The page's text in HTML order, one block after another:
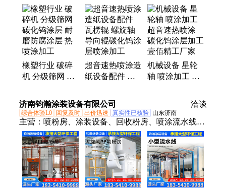
等离子喷涂、超音速喷涂、热喷涂加工、碳化钨涂层
喷涂、陶瓷涂层喷涂、热喷涂耐腐涂层、氧化钇喷
涂、氧化铝喷涂、氧化铬喷涂、热喷涂耐磨损涂层、
轴套生产、轴套、司特立推力盘
橡塑行业 破碎
机 分级筛网 碳
防腐涂层 热喷
涂加工
超音速热喷涂造
纸设备配件 瓦
向辊碳化钨涂层
喷涂加工
机械设备 星轮
轴 喷涂加工 超
化钨涂层加工
壹佰精工厂家
济南钧瀚涂装设备有限公司 洽谈
综合体验L0 回复及时 出价迅速 真实性已核验 山东济南
主营： 喷粉房、涂装设备、回收粉房、喷涂流水线、
喷塑设备、大旋风粉房、大旋风喷粉房、pp喷粉房